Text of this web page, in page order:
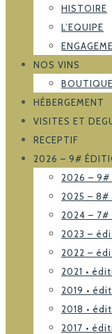
HISTOIRE
L’EQUIPE
NOS VINS
HÉBERGEMENT
VISITES ET
RECEPTIF
2026 – 9#
2026 –
2025 –
2024 –
2023 –
2022 –
2021 •
2019 •
2018 •
2017 •